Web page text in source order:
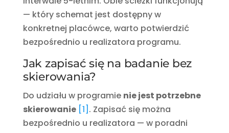
— który schemat jest dostępny w
konkretnej placówce, warto potwierdzić
bezpośrednio u realizatora programu.
Jak zapisać się na badanie bez
skierowania?
Do udziału w programie nie jest potrzebne
skierowanie [1] . Zapisać się można
bezpośrednio u realizatora — w poradni